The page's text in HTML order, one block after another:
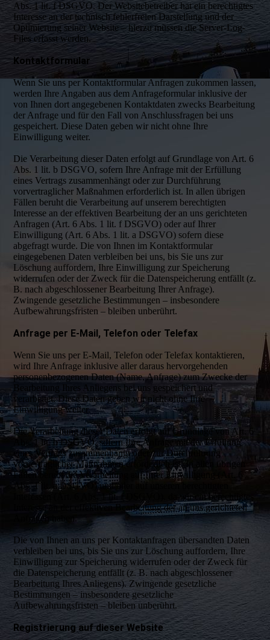
Abs. 1 lit. f DSGVO. Der Websitebetreiber hat ein berechtigtes
Interesse an der technisch fehlerfreien Darstellung und der
Optimierung seiner Website – hierzu müssen die Server-Log-
Files erfasst werden.
Kontaktformular
Wenn Sie uns per Kontaktformular Anfragen zukommen lassen,
werden Ihre Angaben aus dem Anfrageformular inklusive der
von Ihnen dort angegebenen Kontaktdaten zwecks Bearbeitung
der Anfrage und für den Fall von Anschlussfragen bei uns
gespeichert. Diese Daten geben wir nicht ohne Ihre
Einwilligung weiter.
Die Verarbeitung dieser Daten erfolgt auf Grundlage von Art. 6
Abs. 1 lit. b DSGVO, sofern Ihre Anfrage mit der Erfüllung
eines Vertrags zusammenhängt oder zur Durchführung
vorvertraglicher Maßnahmen erforderlich ist. In allen übrigen
Fällen beruht die Verarbeitung auf unserem berechtigten
Interesse an der effektiven Bearbeitung der an uns gerichteten
Anfragen (Art. 6 Abs. 1 lit. f DSGVO) oder auf Ihrer
Einwilligung (Art. 6 Abs. 1 lit. a DSGVO) sofern diese
abgefragt wurde. Die von Ihnen im Kontaktformular
eingegebenen Daten verbleiben bei uns, bis Sie uns zur
Löschung auffordern, Ihre Einwilligung zur Speicherung
widerrufen oder der Zweck für die Datenspeicherung entfällt (z.
B. nach abgeschlossener Bearbeitung Ihrer Anfrage).
Zwingende gesetzliche Bestimmungen – insbesondere
Aufbewahrungsfristen – bleiben unberührt.
Anfrage per E-Mail, Telefon oder Telefax
Wenn Sie uns per E-Mail, Telefon oder Telefax kontaktieren,
wird Ihre Anfrage inklusive aller daraus hervorgehenden
personenbezogenen Daten (Name, Anfrage) zum Zwecke der
Bearbeitung Ihres Anliegens bei uns gespeichert und
verarbeitet. Diese Daten geben wir nicht ohne Ihre
Einwilligung weiter.
Die Verarbeitung dieser Daten erfolgt auf Grundlage von Art. 6
Abs. 1 lit. b DSGVO, sofern Ihre Anfrage mit der Erfüllung
eines Vertrags zusammenhängt oder zur Durchführung
vorvertraglicher Maßnahmen erforderlich ist. In allen übrigen
Fällen beruht die Verarbeitung auf Ihrer Einwilligung (Art. 6
Abs. 1 lit. a DSGVO) und/oder auf unseren berechtigten
Interessen (Art. 6 Abs. 1 lit. f DSGVO), da wir ein berechtigtes
Interesse an der effektiven Bearbeitung der an uns gerichteten
Anfragen haben.
Die von Ihnen an uns per Kontaktanfragen übersandten Daten
verbleiben bei uns, bis Sie uns zur Löschung auffordern, Ihre
Einwilligung zur Speicherung widerrufen oder der Zweck für
die Datenspeicherung entfällt (z. B. nach abgeschlossener
Bearbeitung Ihres Anliegens). Zwingende gesetzliche
Bestimmungen – insbesondere gesetzliche
Aufbewahrungsfristen – bleiben unberührt.
Registrierung auf dieser Website